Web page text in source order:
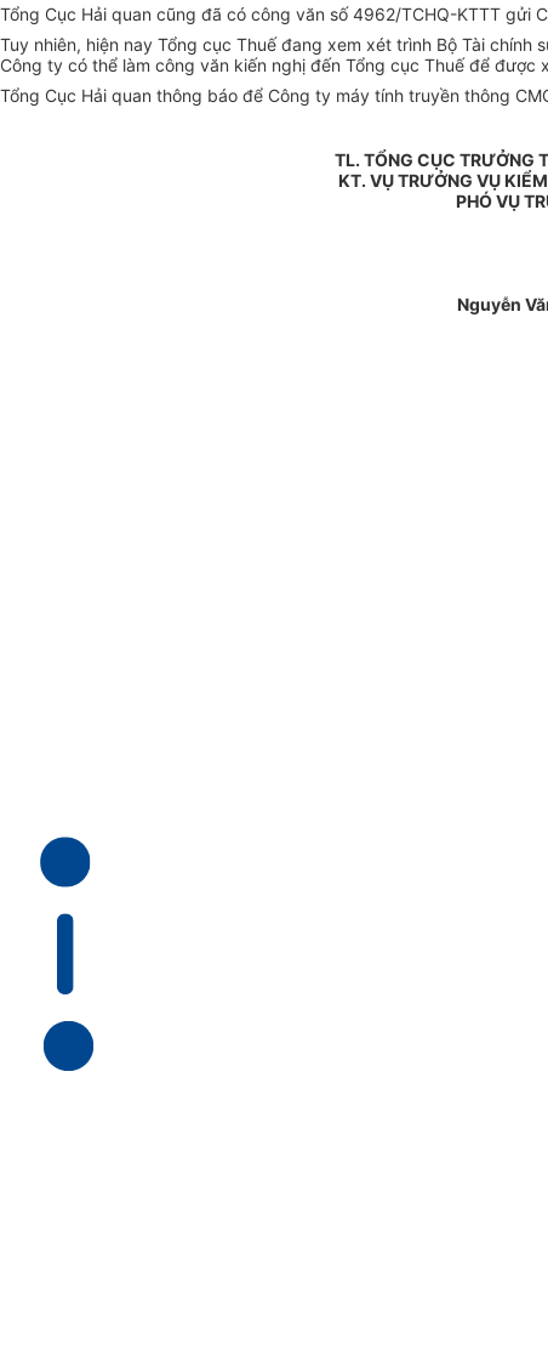
Tổng Cục Hải quan cũng đã có công văn số 4962/TCHQ-KTTT gửi
Tuy nhiên, hiện nay Tổng cục Thuế đang xem xét trình Bộ Tài
Công ty có thể làm công văn kiến nghị đến Tổng cục Thuế để được
Tổng Cục Hải quan thông báo để Công ty máy tính truyền thông
TL. TỔNG CỤC TRƯỞNG
KT. VỤ TRƯỞNG VỤ
PHÓ VỤ
Nguyễn